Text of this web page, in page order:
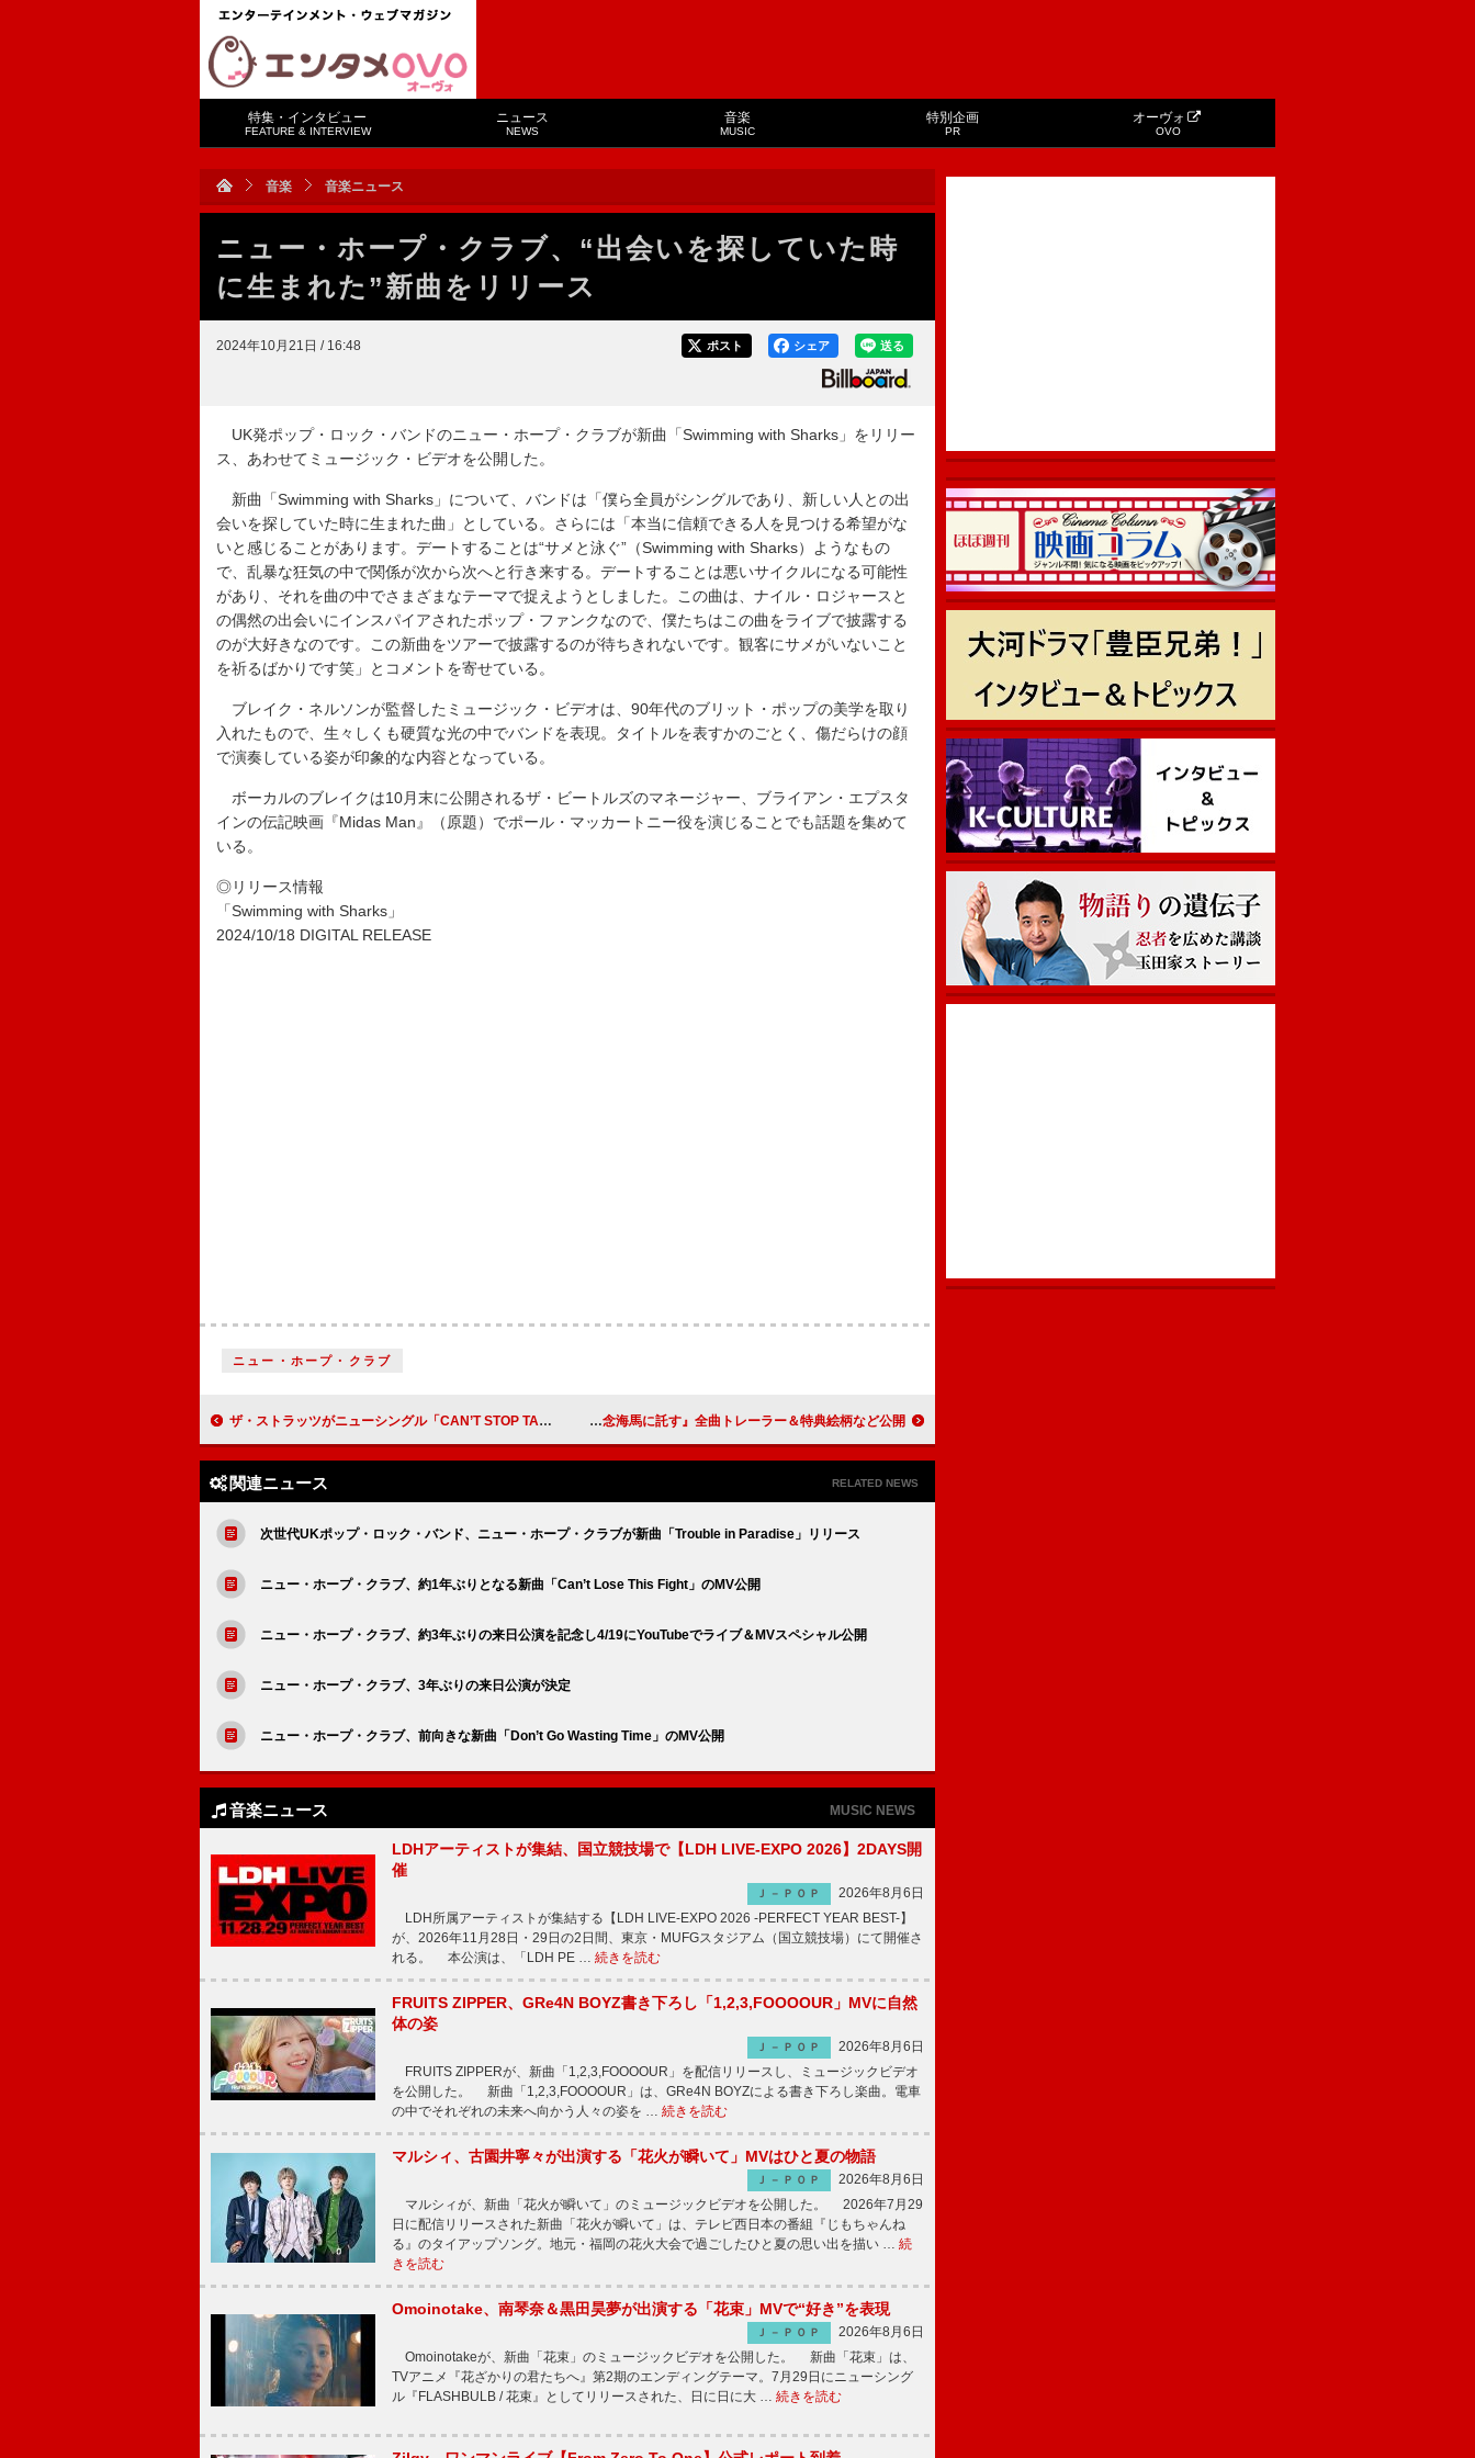
特集・インタビュー
FEATURE & INTERVIEW
ニュース
NEWS
音楽
MUSIC
特別企画
PR
オーヴォ
OVO
音楽 音楽ニュース
ニュー・ホープ・クラブ、“出会いを探していた時
に生まれた”新曲をリリース
2024年10月21日 / 16:48 送る
シェア
ポスト
UK発ポップ・ロック・バンドのニュー・ホープ・クラブが新曲「Swimming with Sharks」をリリー
ス、あわせてミュージック・ビデオを公開した。
新曲「Swimming with Sharks」について、バンドは「僕ら全員がシングルであり、新しい人との出
会いを探していた時に生まれた曲」としている。さらには「本当に信頼できる人を見つける希望がな
いと感じることがあります。デートすることは“サメと泳ぐ”（Swimming with Sharks）ようなもの
で、乱暴な狂気の中で関係が次から次へと行き来する。デートすることは悪いサイクルになる可能性
があり、それを曲の中でさまざまなテーマで捉えようとしました。この曲は、ナイル・ロジャースと
の偶然の出会いにインスパイアされたポップ・ファンクなので、僕たちはこの曲をライブで披露する
のが大好きなのです。この新曲をツアーで披露するのが待ちきれないです。観客にサメがいないこと
を祈るばかりです笑」とコメントを寄せている。
ブレイク・ネルソンが監督したミュージック・ビデオは、90年代のブリット・ポップの美学を取り
入れたもので、生々しくも硬質な光の中でバンドを表現。タイトルを表すかのごとく、傷だらけの顔
で演奏している姿が印象的な内容となっている。
ボーカルのブレイクは10月末に公開されるザ・ビートルズのマネージャー、ブライアン・エプスタ
インの伝記映画『Midas Man』（原題）でポール・マッカートニー役を演じることでも話題を集めて
いる。
◎リリース情報
「Swimming with Sharks」
2024/10/18 DIGITAL RELEASE
ニュー・ホープ・クラブ
ザ・ストラッツがニューシングル「CAN’T STOP TALKING」をリリース ずっと真夜中でいいのに。、ミニAL『虚仮の一念海馬に託す』全曲トレーラー＆特典絵柄など公開
関連ニュース RELATED NEWS
次世代UKポップ・ロック・バンド、ニュー・ホープ・クラブが新曲「Trouble in Paradise」リリース
ニュー・ホープ・クラブ、約1年ぶりとなる新曲「Can’t Lose This Fight」のMV公開
ニュー・ホープ・クラブ、約3年ぶりの来日公演を記念し4/19にYouTubeでライブ＆MVスペシャル公開
ニュー・ホープ・クラブ、3年ぶりの来日公演が決定
ニュー・ホープ・クラブ、前向きな新曲「Don’t Go Wasting Time」のMV公開
音楽ニュース MUSIC NEWS
LDHアーティストが集結、国立競技場で【LDH LIVE-EXPO 2026】2DAYS開
催
Ｊ－ＰＯＰ
2026年8月6日
LDH所属アーティストが集結する【LDH LIVE-EXPO 2026 -PERFECT YEAR BEST-】
が、2026年11月28日・29日の2日間、東京・MUFGスタジアム（国立競技場）にて開催さ
れる。 本公演は、「LDH PE … 続きを読む
FRUITS ZIPPER、GRe4N BOYZ書き下ろし「1,2,3,FOOOOUR」MVに自然
体の姿
Ｊ－ＰＯＰ
2026年8月6日
FRUITS ZIPPERが、新曲「1,2,3,FOOOOUR」を配信リリースし、ミュージックビデオ
を公開した。 新曲「1,2,3,FOOOOUR」は、GRe4N BOYZによる書き下ろし楽曲。電車
の中でそれぞれの未来へ向かう人々の姿を … 続きを読む
マルシィ、古園井寧々が出演する「花火が瞬いて」MVはひと夏の物語
Ｊ－ＰＯＰ
2026年8月6日
マルシィが、新曲「花火が瞬いて」のミュージックビデオを公開した。 2026年7月29
日に配信リリースされた新曲「花火が瞬いて」は、テレビ西日本の番組『じもちゃんね
る』のタイアップソング。地元・福岡の花火大会で過ごしたひと夏の思い出を描い … 続
きを読む
Omoinotake、南琴奈＆黒田昊夢が出演する「花束」MVで“好き”を表現
Ｊ－ＰＯＰ
2026年8月6日
Omoinotakeが、新曲「花束」のミュージックビデオを公開した。 新曲「花束」は、
TVアニメ『花ざかりの君たちへ』第2期のエンディングテーマ。7月29日にニューシング
ル『FLASHBULB / 花束』としてリリースされた、日に日に大 … 続きを読む